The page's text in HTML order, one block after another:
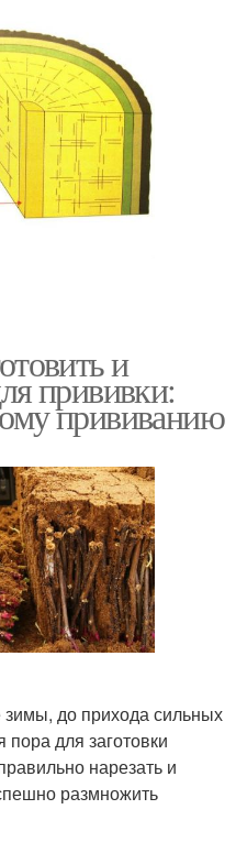
и
прививки:
прививанию
до прихода сильных
пора для заготовки
нарезать и
размножить